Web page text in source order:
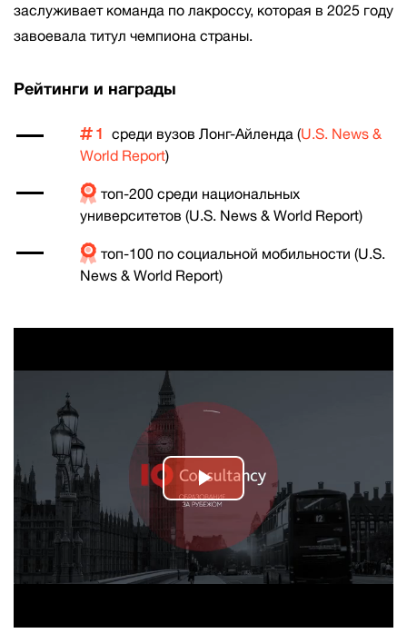
заслуживает команда по лакроссу, которая в 2025 году
завоевала титул чемпиона страны.
Рейтинги и награды
1 среди вузов Лонг-Айленда (U.S. News &
World Report)
топ-200 среди национальных
университетов (U.S. News & World Report)
топ-100 по социальной мобильности (U.S.
News & World Report)
Play
Video